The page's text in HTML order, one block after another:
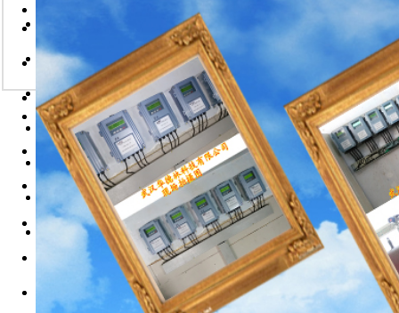
粉尘浓度仪工作
产生静电
本系统的
粉尘粒子
粉尘浓度仪技术
环境温
环境保
2026-7-22
便携式气体检测仪说明书
2026-7-22
便携式分车浓度仪WKD-
2026-7-22
粉尘监控系统2026-7-22
在线式粉尘检测仪（带温湿
2026-7-22
旋进旋涡流量计说明书/武
2026-7-22
手持式粉尘检测仪说明书
（2026-7-22
一般那些环境下需要使用粉
手持式粉尘检测仪说明书
便携式粉尘检测仪说明书
2026-7-22
防爆型粉尘检测仪/武汉华
2026-7-22
分体式粉尘浓度仪/武汉华
2026-7-22
防爆型粉尘检测仪的技术说
2026-7-22
便携式粉尘检测仪技术说明
2026-7-22
手持式粉尘检测仪技术说明
2026-7-22
固体流量计技术说明-武汉
2026-7-22
便携式粉尘浓度检测仪技术
2026-7-22